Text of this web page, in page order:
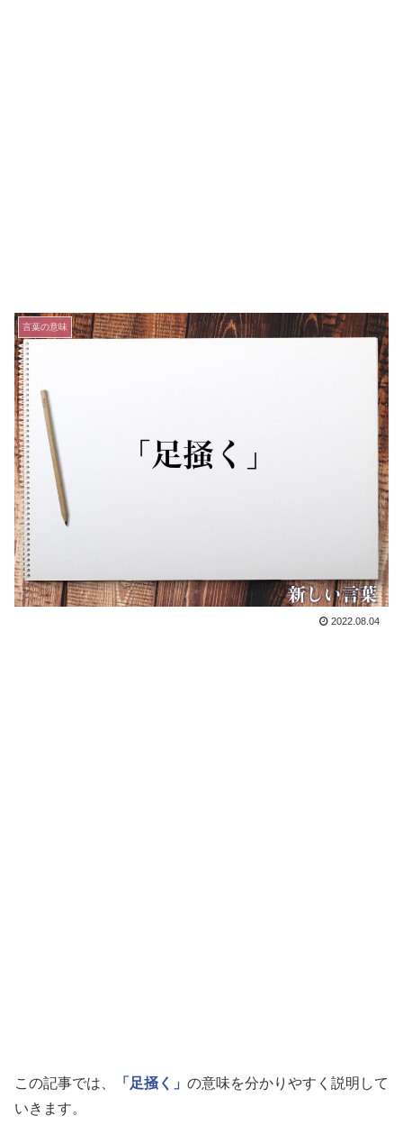
言葉の意味
2022.08.04
この記事では、 「足掻く」 の意味を分かりやすく説明して
いきます。